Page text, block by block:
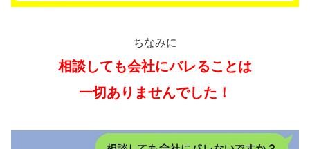
ちなみに
相談しても会社にバレることは
一切ありませんでした！